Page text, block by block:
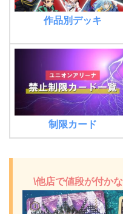
作品別デッキ
制限カード
\他店で値段が付か